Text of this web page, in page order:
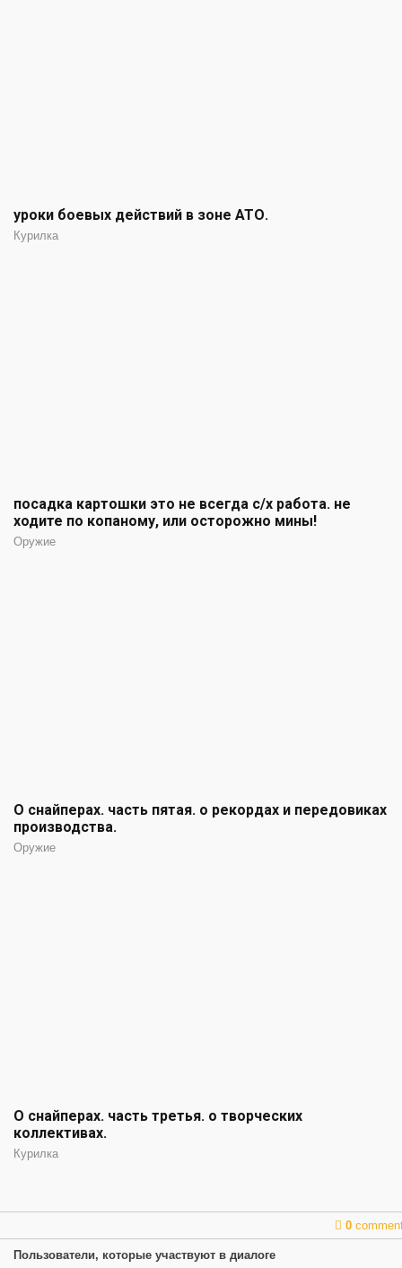
уроки боевых действий в зоне АТО.
Курилка
посадка картошки это не всегда с/х работа. не
ходите по копаному, или осторожно мины!
Оружие
О снайперах. часть пятая. о рекордах и передовиках
производства.
Оружие
О снайперах. часть третья. о творческих
коллективах.
Курилка
0
Пользователи, которые участвуют в диалоге